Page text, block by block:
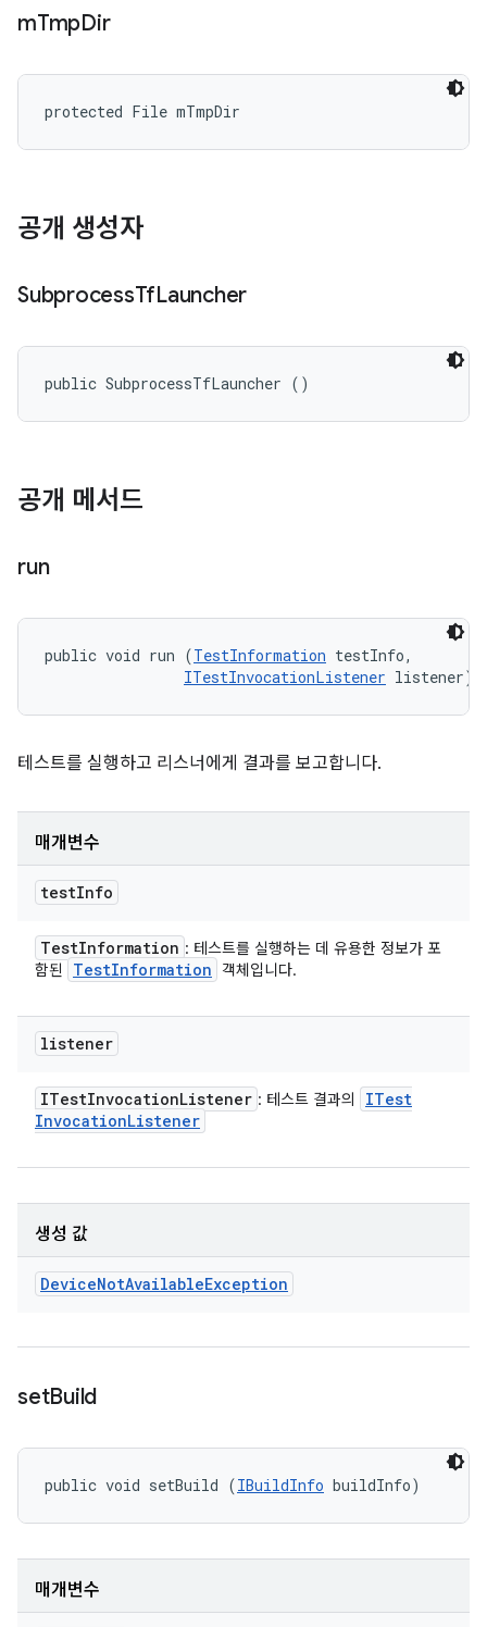
mTmpDir
protected File mTmpDir
공개 생성자
SubprocessTfLauncher
public SubprocessTfLauncher ()
공개 메서드
run
public void run (TestInformation testInfo,
ITestInvocationListener listener)
테스트를 실행하고 리스너에게 결과를 보고합니다.
매개변수
testInfo
TestInformation : 테스트를 실행하는 데 유용한 정보가 포
함된
TestInformation 객체입니다.
listener
ITestInvocationListener : 테스트 결과의
ITest
InvocationListener
생성 값
DeviceNotAvailableException
setBuild
public void setBuild (IBuildInfo buildInfo)
매개변수